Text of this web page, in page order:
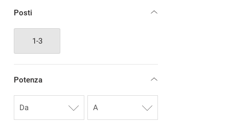
Posti
1-3
Potenza